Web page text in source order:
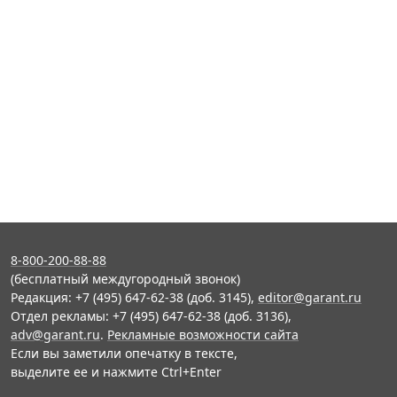
8-800-200-88-88
(бесплатный междугородный звонок)
Редакция: +7 (495) 647-62-38 (доб. 3145), editor@garant.ru
Отдел рекламы: +7 (495) 647-62-38 (доб. 3136),
adv@garant.ru. Рекламные возможности сайта
Если вы заметили опечатку в тексте,
выделите ее и нажмите Ctrl+Enter